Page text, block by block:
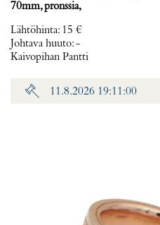
70mm, pronssia,
Lähtöhinta: 15 €
Johtava huuto:-
Kaivopihan Pantti
11.8.2026 19:11:00